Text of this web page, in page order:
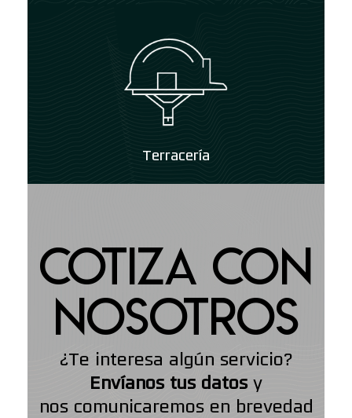
Terracería
COTIZA CON
NOSOTROS
¿Te interesa algún servicio?
Envíanos tus datos y
nos comunicaremos en brevedad